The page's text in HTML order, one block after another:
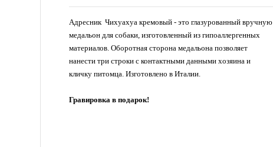
Адресник Чихуахуа кремовый - это глазурованный вручную
медальон для собаки, изготовленный из гипоаллергенных
материалов. Оборотная сторона медальона позволяет
нанести три строки с контактными данными хозяина и
кличку питомца. Изготовлено в Италии.
Гравировка в подарок!